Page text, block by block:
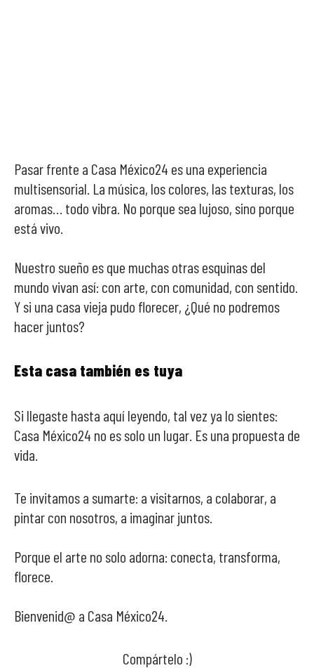
Pasar frente a Casa México24 es una experiencia
multisensorial. La música, los colores, las texturas, los
aromas… todo vibra. No porque sea lujoso, sino porque
está vivo.
Nuestro sueño es que muchas otras esquinas del
mundo vivan así: con arte, con comunidad, con sentido.
Y si una casa vieja pudo florecer, ¿Qué no podremos
hacer juntos?
Esta casa también es tuya
Si llegaste hasta aquí leyendo, tal vez ya lo sientes:
Casa México24 no es solo un lugar. Es una propuesta de
vida.
Te invitamos a sumarte: a visitarnos, a colaborar, a
pintar con nosotros, a imaginar juntos.
Porque el arte no solo adorna: conecta, transforma,
florece.
Bienvenid@ a Casa México24.
Compártelo :)